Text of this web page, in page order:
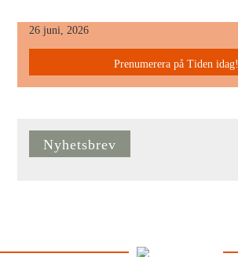
26 juni, 2026
Prenumerera på Tiden idag!
Nyhetsbrev